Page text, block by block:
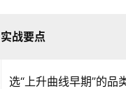
实战要点
选“上升曲线早期”的品